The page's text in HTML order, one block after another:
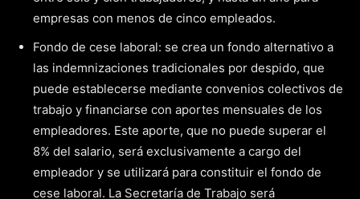
empresas con menos de cinco empleados.
Fondo de cese laboral: se crea un fondo alternativo a
las indemnizaciones tradicionales por despido, que
puede establecerse mediante convenios colectivos de
trabajo y financiarse con aportes mensuales de los
empleadores. Este aporte, que no puede superar el
8% del salario, será exclusivamente a cargo del
empleador y se utilizará para constituir el fondo de
cese laboral. La Secretaría de Trabajo será